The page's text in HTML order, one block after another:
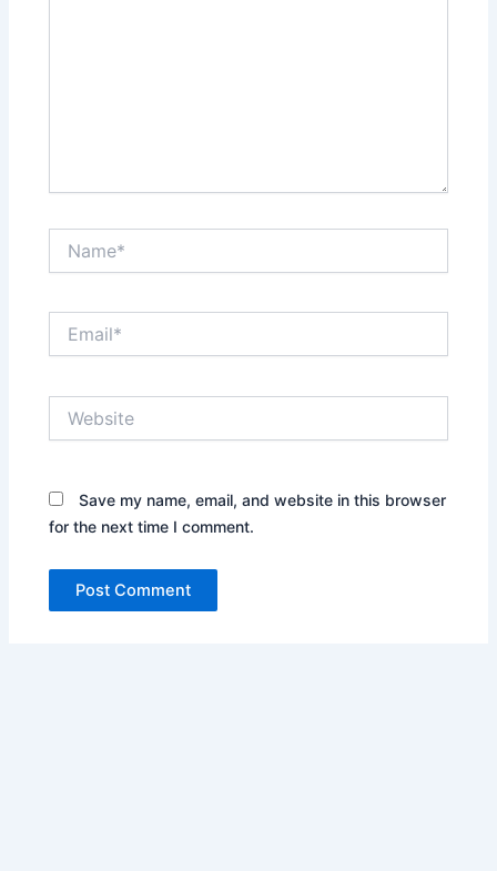
Save my name, email, and website in this browser
for the next time I comment.